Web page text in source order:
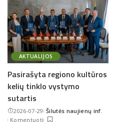
AKTUALIJOS
Pasirašyta regiono kultūros
kelių tinklo vystymo
sutartis
2026-07-29Posted
Šilutės naujienų inf.
Komentuoti